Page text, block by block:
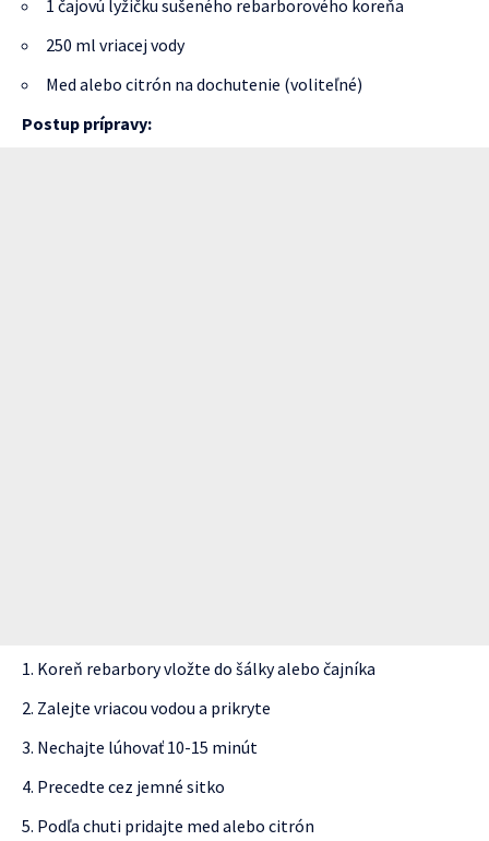
1 čajovú lyžičku sušeného rebarborového koreňa
250 ml vriacej vody
Med alebo citrón na dochutenie (voliteľné)
Postup prípravy:
Koreň rebarbory vložte do šálky alebo čajníka
Zalejte vriacou vodou a prikryte
Nechajte lúhovať 10-15 minút
Precedte cez jemné sitko
Podľa chuti pridajte med alebo citrón